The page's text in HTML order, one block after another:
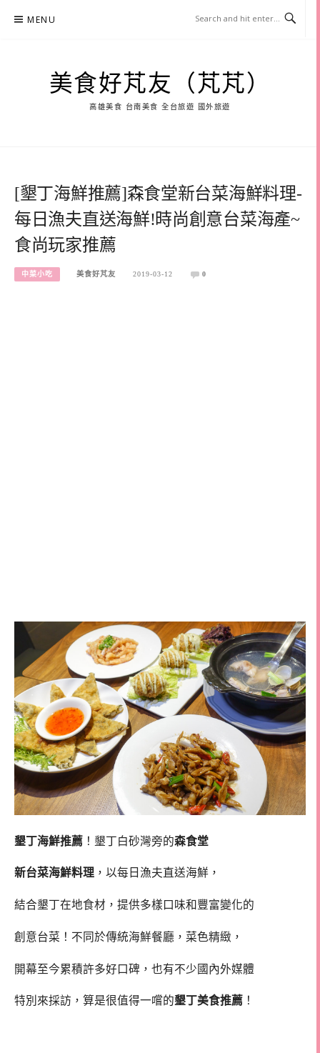
MENU
美食好芃友（芃芃）
高雄美食 台南美食 全台旅遊 國外旅遊
[墾丁海鮮推薦]森食堂新台菜海鮮料理-
每日漁夫直送海鮮!時尚創意台菜海產~
食尚玩家推薦
中菜小吃 美食好芃友 2019-03-12 0
墾丁海鮮推薦 ！墾丁白砂灣旁的森食堂
新台菜海鮮料理 ，以每日漁夫直送海鮮，
結合墾丁在地食材，提供多樣口味和豐富變化的
創意台菜！不同於傳統海鮮餐廳，菜色精緻，
開幕至今累積許多好口碑，也有不少國內外媒體
特別來採訪，算是很值得一嚐的墾丁美食推薦 ！